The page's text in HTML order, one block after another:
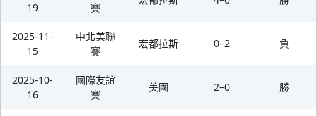
19
賽
2025-11-
15
中北美聯
賽
宏都拉斯 0–2 負
2025-10-
16
國際友誼
賽
美國 2–0 勝